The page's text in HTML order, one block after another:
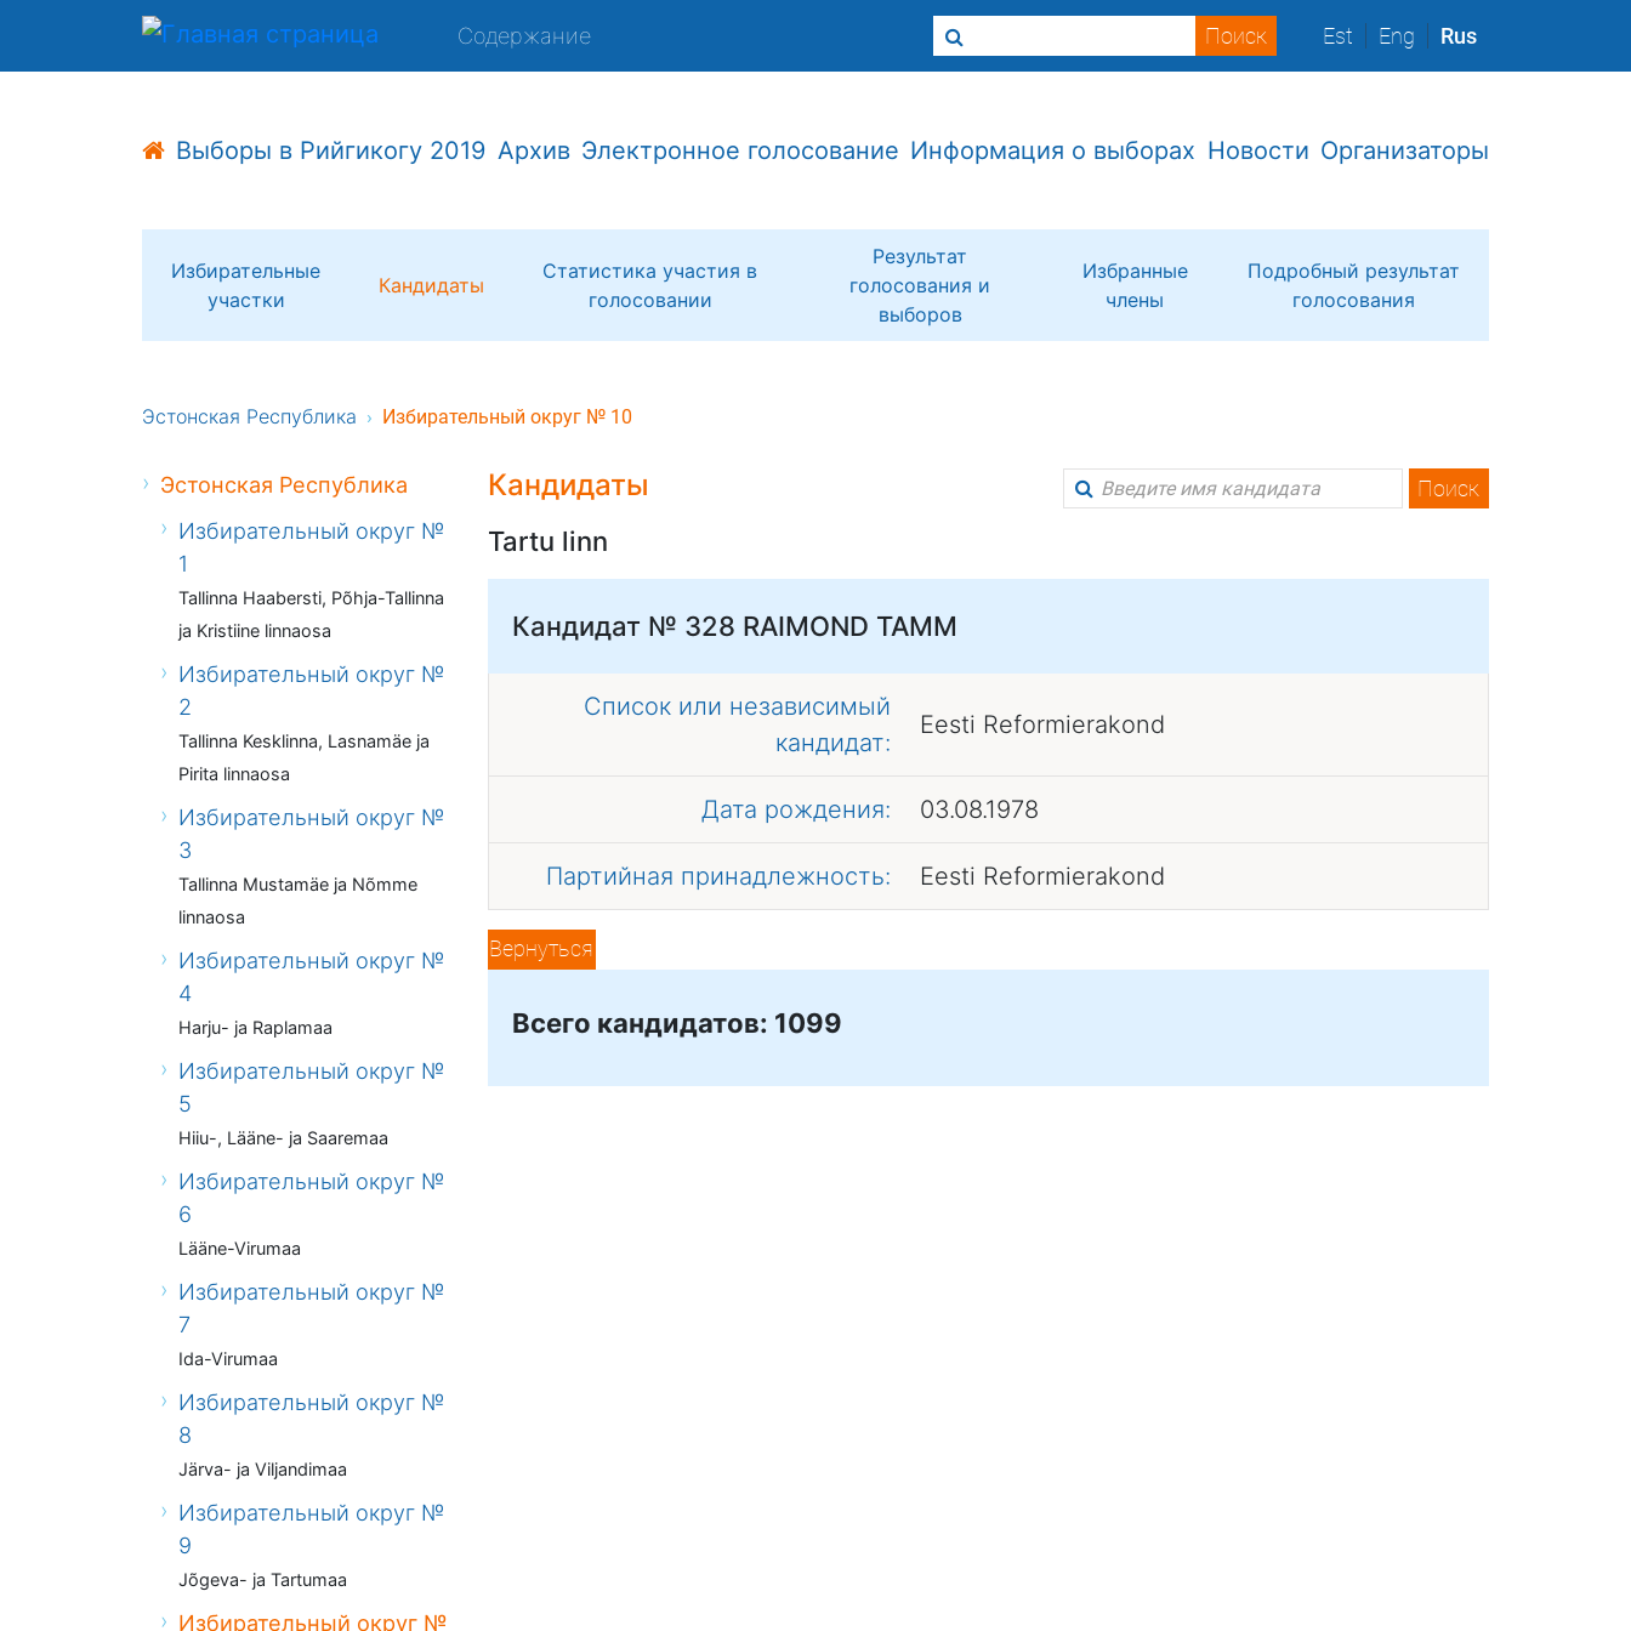
Содержание Est Eng Rus
Выборы в Рийгикогу 2019 Архив Электронное голосование Информация о выборах Новости Организаторы
Избирательные
участки
Кандидаты
Статистика участия в
голосовании
Результат
голосования и
выборов
Избранные
члены
Подробный результат
голосования
Эстонская Республика Избирательный округ № 10
Эстонская Республика
Избирательный округ №
1
Tallinna Haabersti, Põhja-Tallinna
ja Kristiine linnaosa
Избирательный округ №
2
Tallinna Kesklinna, Lasnamäe ja
Pirita linnaosa
Избирательный округ №
3
Tallinna Mustamäe ja Nõmme
linnaosa
Избирательный округ №
4
Harju- ja Raplamaa
Избирательный округ №
5
Hiiu-, Lääne- ja Saaremaa
Избирательный округ №
6
Lääne-Virumaa
Избирательный округ №
7
Ida-Virumaa
Избирательный округ №
8
Järva- ja Viljandimaa
Избирательный округ №
9
Jõgeva- ja Tartumaa
Избирательный округ №
Кандидаты Поиск
Tartu linn
Кандидат № 328 RAIMOND TAMM
Список или независимый
кандидат:
Eesti Reformierakond
Дата рождения: 03.08.1978
Партийная принадлежность: Eesti Reformierakond
Вернуться
Всего кандидатов: 1099